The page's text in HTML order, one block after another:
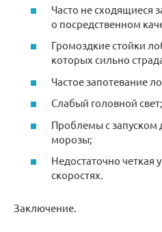
Часто не сходящиеся
о посредственном
Громоздкие стойки
которых сильно
Частое запотевание
Слабый головной свет;
Проблемы с запуском
морозы;
Недостаточно четкая
скоростях.
Заключение.